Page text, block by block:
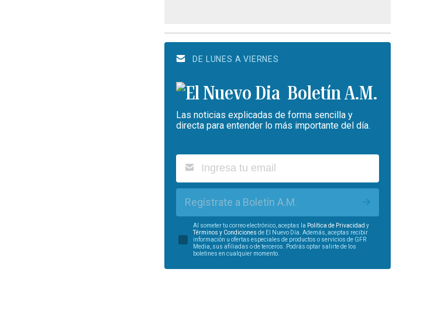
DE LUNES A VIERNES
Boletín A.M.
Las noticias explicadas de forma sencilla y
directa para entender lo más importante del día.
Regístrate a Boletín A.M.
Al someter tu correo electrónico, aceptas la Política de Privacidad y
Términos y Condiciones de El Nuevo Día. Además, aceptas recibir
información u ofertas especiales de productos o servicios de GFR
Media, sus afiliadas o de terceros. Podrás optar salirte de los
boletines en cualquier momento.